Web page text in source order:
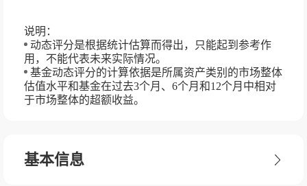
说明：
动态评分是根据统计估算而得出，只能起到参考作
用，不能代表未来实际情况。
基金动态评分的计算依据是所属资产类别的市场整体
估值水平和基金在过去3个月、6个月和12个月中相对
于市场整体的超额收益。
基本信息